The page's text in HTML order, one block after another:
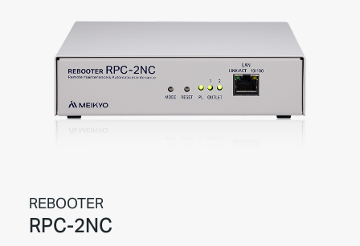
REBOOTER
RPC-2NC